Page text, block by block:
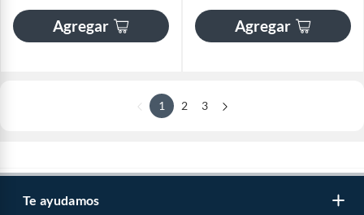
Agregar Agregar
1 2 3
Te ayudamos